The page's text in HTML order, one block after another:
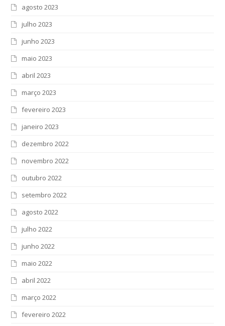
agosto 2023
julho 2023
junho 2023
maio 2023
abril 2023
março 2023
fevereiro 2023
janeiro 2023
dezembro 2022
novembro 2022
outubro 2022
setembro 2022
agosto 2022
julho 2022
junho 2022
maio 2022
abril 2022
março 2022
fevereiro 2022